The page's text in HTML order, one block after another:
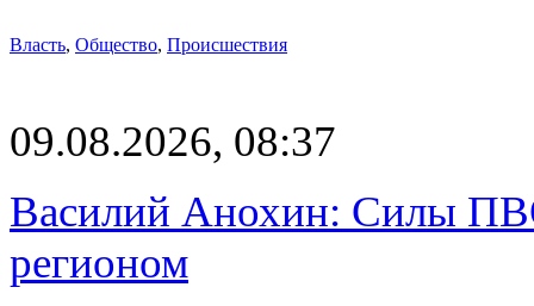
Власть, Общество, Происшествия
09.08.2026, 08:37
Василий Анохин: Силы
регионом